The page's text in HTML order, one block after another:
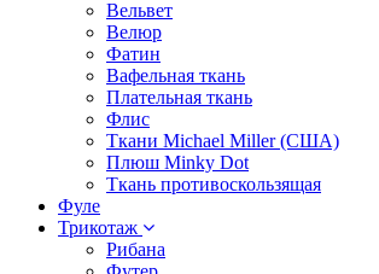
Вельвет
Велюр
Фатин
Вафельная ткань
Плательная ткань
Флис
Ткани Michael Miller (США)
Плюш Minky Dot
Ткань противоскользящая
Фуле
Трикотаж
Рибана